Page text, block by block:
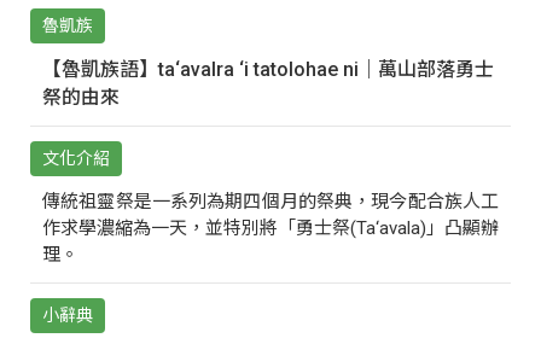
魯凱族
【魯凱族語】ta‘avalra ‘i tatolohae ni｜萬山部落勇士
祭的由來
文化介紹
傳統祖靈祭是一系列為期四個月的祭典，現今配合族人工
作求學濃縮為一天，並特別將「勇士祭(Ta‘avala)」凸顯辦
理。
小辭典